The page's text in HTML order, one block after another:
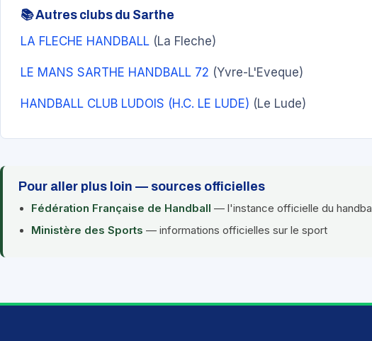
📚 Autres clubs du Sarthe
LA FLECHE HANDBALL (La Fleche)
LE MANS SARTHE HANDBALL 72 (Yvre-L'Eveque)
HANDBALL CLUB LUDOIS (H.C. LE LUDE) (Le Lude)
Pour aller plus loin — sources officielles
Fédération Française de Handball — l'instance officielle du
Ministère des Sports — informations officielles sur le sport